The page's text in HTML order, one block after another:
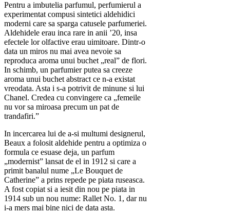
Pentru a imbutelia parfumul, perfumierul a
experimentat compusi sintetici aldehidici
moderni care sa sparga catusele parfumeriei.
Aldehidele erau inca rare in anii ’20, insa
efectele lor olfactive erau uimitoare. Dintr-o
data un miros nu mai avea nevoie sa
reproduca aroma unui buchet „real” de flori.
In schimb, un parfumier putea sa creeze
aroma unui buchet abstract ce n-a existat
vreodata. Asta i s-a potrivit de minune si lui
Chanel. Credea cu convingere ca „femeile
nu vor sa miroasa precum un pat de
trandafiri.”
In incercarea lui de a-si multumi designerul,
Beaux a folosit aldehide pentru a optimiza o
formula ce esuase deja, un parfum
„modernist” lansat de el in 1912 si care a
primit banalul nume „Le Bouquet de
Catherine” a prins repede pe piata ruseasca.
A fost copiat si a iesit din nou pe piata in
1914 sub un nou nume: Rallet No. 1, dar nu
i-a mers mai bine nici de data asta.